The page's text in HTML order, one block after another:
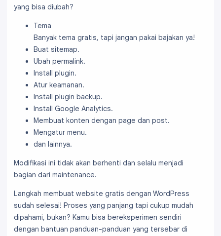
yang bisa diubah?
Tema
Banyak tema gratis, tapi jangan pakai bajakan ya!
Buat sitemap.
Ubah permalink.
Install plugin.
Atur keamanan.
Install plugin backup.
Install Google Analytics.
Membuat konten dengan page dan post.
Mengatur menu.
dan lainnya.
Modifikasi ini tidak akan berhenti dan selalu menjadi
bagian dari maintenance.
Langkah membuat website gratis dengan WordPress
sudah selesai! Proses yang panjang tapi cukup mudah
dipahami, bukan? Kamu bisa bereksperimen sendiri
dengan bantuan panduan-panduan yang tersebar di